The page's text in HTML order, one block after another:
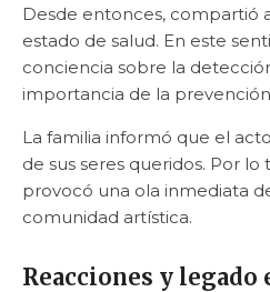
Desde entonces, compartió
estado de salud. En este
conciencia sobre la
importancia de la
La familia informó que el
de sus seres queridos. Por lo
provocó una ola inmediata
comunidad artística.
Reacciones y